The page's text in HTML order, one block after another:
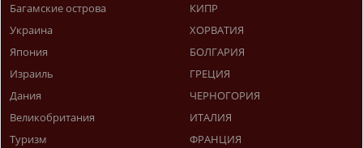
Багамские острова
Украина
Япония
Израиль
Дания
Великобритания
Туризм
КИПР
ХОРВАТИЯ
БОЛГАРИЯ
ГРЕЦИЯ
ЧЕРНОГОРИЯ
ИТАЛИЯ
ФРАНЦИЯ